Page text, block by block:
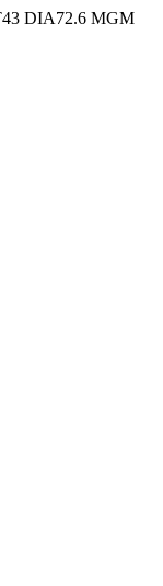
DIA72.6 MGM